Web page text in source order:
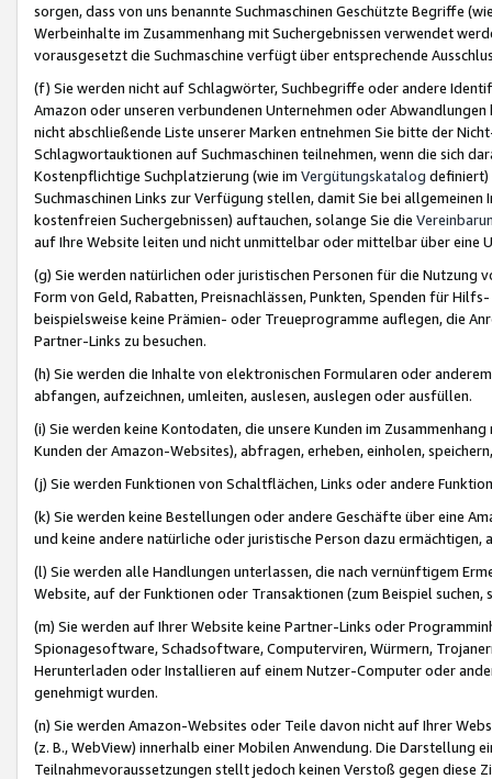
sorgen, dass von uns benannte Suchmaschinen Geschützte Begriffe
Werbeinhalte im Zusammenhang mit Suchergebnissen verwendet
vorausgesetzt die Suchmaschine verfügt über entsprechende
(f) Sie werden nicht auf Schlagwörter, Suchbegriffe oder andere
Amazon oder unseren verbundenen Unternehmen oder
nicht abschließende Liste unserer Marken entnehmen Sie bitte der
Schlagwortauktionen auf Suchmaschinen teilnehmen, wenn die sich
Kostenpflichtige Suchplatzierung (wie im Vergütungskatalog definiert)
Suchmaschinen Links zur Verfügung stellen, damit Sie bei
kostenfreien Suchergebnissen) auftauchen, solange Sie die
auf Ihre Website leiten und nicht unmittelbar oder mittelbar über eine
(g) Sie werden natürlichen oder juristischen Personen für die Nutzung
Form von Geld, Rabatten, Preisnachlässen, Punkten, Spenden für
beispielsweise keine Prämien- oder Treueprogramme auflegen, die
Partner-Links zu besuchen.
(h) Sie werden die Inhalte von elektronischen Formularen oder
abfangen, aufzeichnen, umleiten, auslesen, auslegen oder ausfüllen.
(i) Sie werden keine Kontodaten, die unsere Kunden im
Kunden der Amazon-Websites), abfragen, erheben, einholen,
(j) Sie werden Funktionen von Schaltflächen, Links oder andere
(k) Sie werden keine Bestellungen oder andere Geschäfte über eine
und keine andere natürliche oder juristische Person dazu
(l) Sie werden alle Handlungen unterlassen, die nach vernünftigem
Website, auf der Funktionen oder Transaktionen (zum Beispiel
(m) Sie werden auf Ihrer Website keine Partner-Links oder
Spionagesoftware, Schadsoftware, Computerviren, Würmern,
Herunterladen oder Installieren auf einem Nutzer-Computer oder
genehmigt wurden.
(n) Sie werden Amazon-Websites oder Teile davon nicht auf Ihrer
(z. B., WebView) innerhalb einer Mobilen Anwendung. Die Darstellung
Teilnahmevoraussetzungen stellt jedoch keinen Verstoß gegen diese